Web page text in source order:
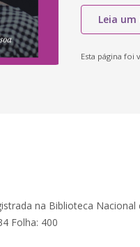
Leia
Esta página foi
na Biblioteca
Folha: 400